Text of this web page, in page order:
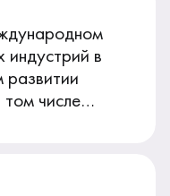
индустрий в
развитии
том числе